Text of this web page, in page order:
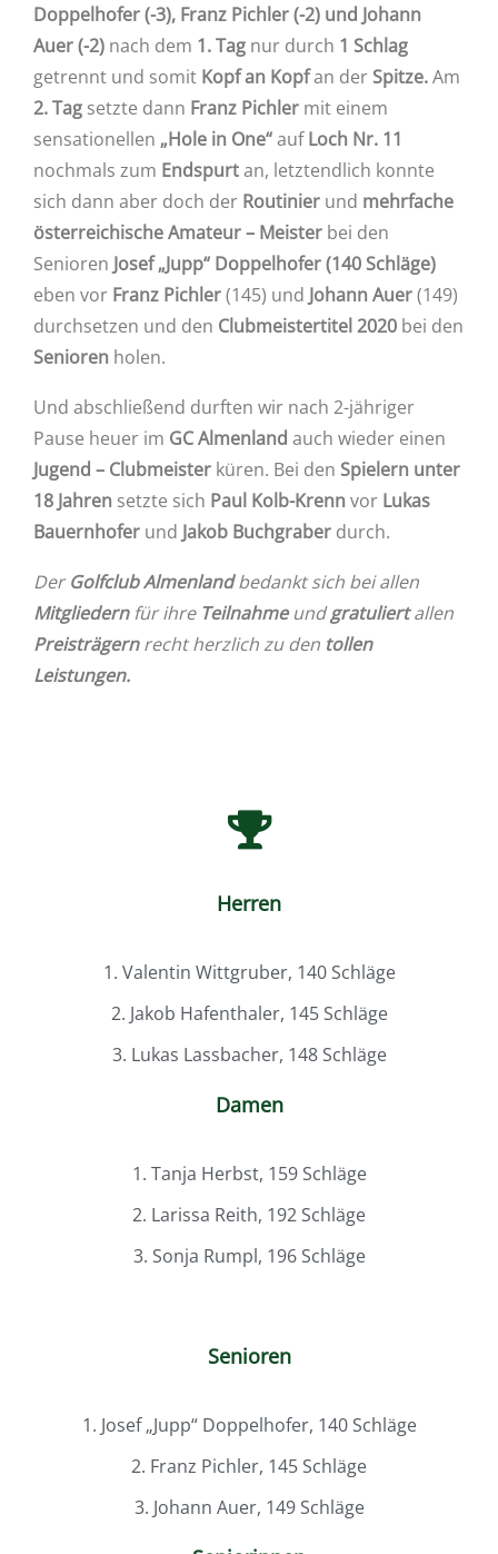
Doppelhofer(-3), Franz Pichler (-2) und Johann
Auer (-2) nach dem 1. Tag nur durch 1 Schlag
getrennt und somit Kopf an Kopfan der Spitze.Am
2. Tag setzte dann Franz Pichler mit einem
sensationellen „Hole in One“aufLoch Nr. 11
nochmals zum Endspurtan, letztendlich konnte
sich dann aber doch der Routinier und mehrfache
österreichische Amateur – Meister bei den
Senioren Josef „Jupp“ Doppelhofer(140 Schläge)
eben vor Franz Pichler(145) und Johann Auer(149)
durchsetzen und den Clubmeistertitel 2020 bei den
Senioren holen.
Und abschließend durften wir nach 2-jähriger
Pause heuer im GC Almenland auch wieder einen
Jugend – Clubmeister küren. Bei den Spielern unter
18 Jahren setzte sich Paul Kolb-Krenn vor Lukas
Bauernhofer und Jakob Buchgraber durch.
DerGolfclub Almenlandbedankt sich bei allen
Mitgliedernfür ihre Teilnahme undgratuliertallen
Preisträgernrecht herzlich zu den tollen
Leistungen.
Herren
1. Valentin Wittgruber, 140 Schläge
2. Jakob Hafenthaler, 145 Schläge
3. Lukas Lassbacher, 148 Schläge
Damen
1. Tanja Herbst, 159 Schläge
2. Larissa Reith, 192 Schläge
3. Sonja Rumpl, 196 Schläge
Senioren
1. Josef „Jupp“ Doppelhofer, 140 Schläge
2. Franz Pichler, 145 Schläge
3. Johann Auer, 149 Schläge